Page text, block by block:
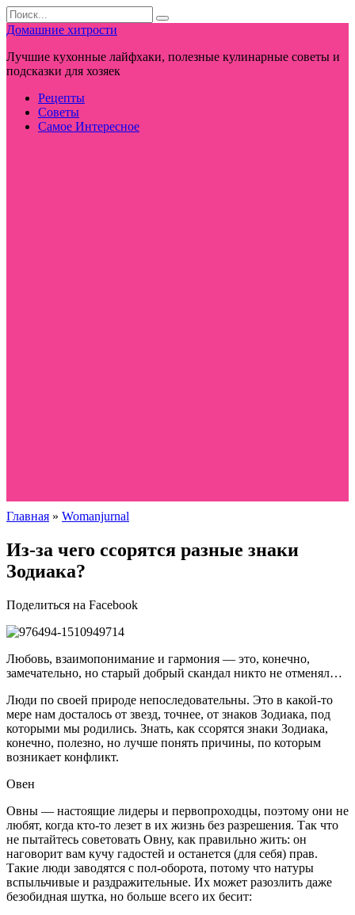
Перейти
к
контенту
Search
for:
Домашние хитрости
Лучшие кухонные лайфхаки, полезные кулинарные советы и
подсказки для хозяек
Рецепты
Советы
Самое Интересное
Главная » Womanjurnal
Из-за чего ссорятся разные знаки
Зодиака?
Поделиться на Facebook
Любовь, взаимопонимание и гармония — это, конечно,
замечательно, но старый добрый скандал никто не отменял…
Люди по своей природе непоследовательны. Это в какой-то
мере нам досталось от звезд, точнее, от знаков Зодиака, под
которыми мы родились. Знать, как ссорятся знаки Зодиака,
конечно, полезно, но лучше понять причины, по которым
возникает конфликт.
Овен
Овны — настоящие лидеры и первопроходцы, поэтому они не
любят, когда кто-то лезет в их жизнь без разрешения. Так что
не пытайтесь советовать Овну, как правильно жить: он
наговорит вам кучу гадостей и останется (для себя) прав.
Такие люди заводятся с пол-оборота, потому что натуры
вспыльчивые и раздражительные. Их может разозлить даже
безобидная шутка, но больше всего их бесит: